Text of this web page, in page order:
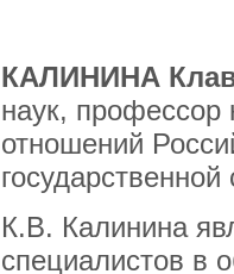
КАЛИНИНА
наук,
отношений
К.В. Калинина
специалистов в